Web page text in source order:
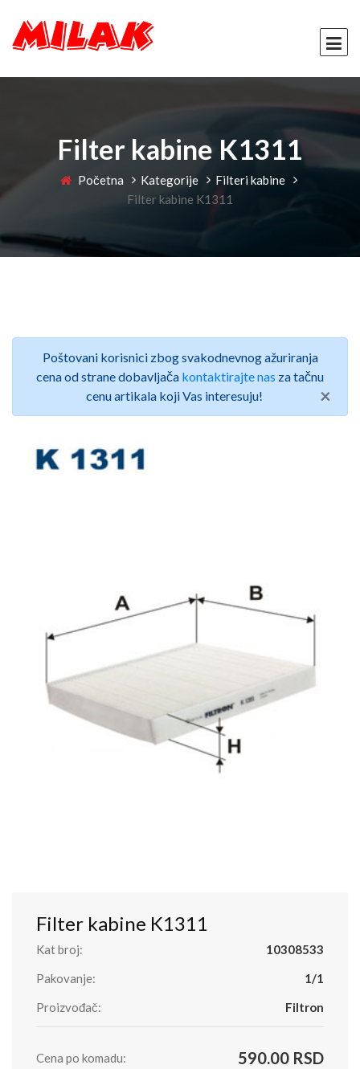
Filter kabine K1311
Početna Kategorije
Filteri kabine
Filter kabine K1311
Poštovani korisnici zbog svakodnevnog ažuriranja
cena od strane dobavljača kontaktirajte nas za tačnu
cenu artikala koji Vas interesuju!
×
Filter kabine K1311
Kat broj:
10308533
Pakovanje:
1/1
Proizvođač:
Filtron
Cena po komadu: 590.00 RSD